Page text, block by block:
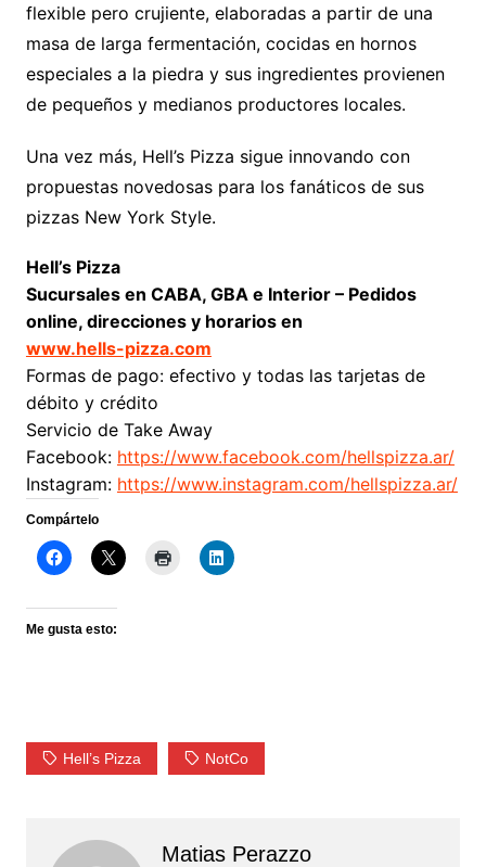
flexible pero crujiente, elaboradas a partir de una
masa de larga fermentación, cocidas en hornos
especiales a la piedra y sus ingredientes provienen
de pequeños y medianos productores locales.
Una vez más, Hell’s Pizza sigue innovando con
propuestas novedosas para los fanáticos de sus
pizzas New York Style.
Hell’s Pizza
Sucursales en CABA, GBA e Interior – Pedidos
online, direcciones y horarios en
www.hells-pizza.com
Formas de pago: efectivo y todas las tarjetas de
débito y crédito
Servicio de Take Away
Facebook: https://www.facebook.com/hellspizza.ar/
Instagram: https://www.instagram.com/hellspizza.ar/
Compártelo
Me gusta esto:
Hell’s Pizza NotCo
Matias Perazzo